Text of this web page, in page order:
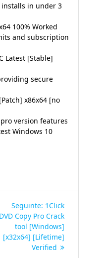
in under 3
100% Worked
and subscription
Latest [Stable]
secure
x86x64 [no
version features
Windows 10
Seguinte: Post
seguinte:
1Click
DVD Copy Pro Crack
tool [Windows]
[x32x64] [Lifetime]
Verified